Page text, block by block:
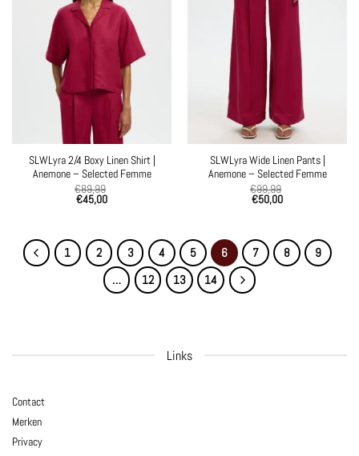
SLWLyra 2/4 Boxy Linen Shirt |
Anemone – Selected Femme
€89,99
€45,00
SLWLyra Wide Linen Pants |
Anemone – Selected Femme
€99,99
€50,00
1 2 3 4 5 6 7 8
9
…
12 13 14
Links
Contact
Merken
Privacy